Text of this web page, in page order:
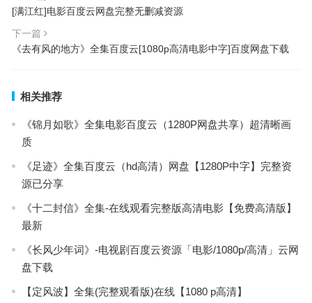
[满江红]电影百度云网盘完整无删减资源
下一篇
《去有风的地方》全集百度云[1080p高清电影中字]百度网盘下载
相关推荐
《锦月如歌》全集电影百度云（1280P网盘共享）超清晰画
质
《足迹》全集百度云（hd高清）网盘【1280P中字】完整资
源已分享
《十二封信》全集-在线观看完整版高清电影【免费高清版】
最新
《长风少年词》-电视剧百度云资源「电影/1080p/高清」云网
盘下载
【定风波】全集(完整观看版)在线【1080 p高清】